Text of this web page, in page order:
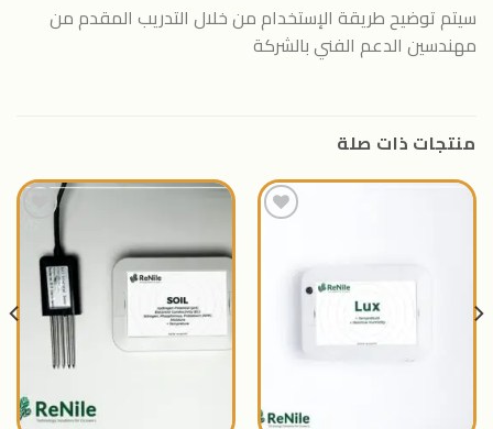
سيتم توضيح طريقة الإستخدام من خلال التدريب المقدم من
مهندسين الدعم الفني بالشركة
منتجات ذات صلة
اضافة
الى
المنتجات
المفضلة